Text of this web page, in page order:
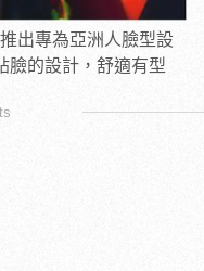
出專為亞洲人臉型設
臉的設計，舒適有型